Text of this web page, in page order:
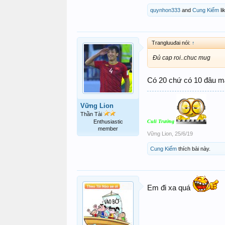
quynhon333 and Cung Kiếm
Vững Lion
Thần Tài
Enthusiastic
member
Trangluuđai nói: ↑
Đủ cap roi..chuc mug
Có 20 chứ có 10 đâu
Culi Trưởng
Vững Lion 25/6/19
Cung Kiếm thích bài này.
Em đi xa quá